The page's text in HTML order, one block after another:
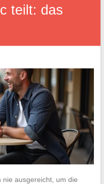
teilt: das
nie ausgereicht, um die